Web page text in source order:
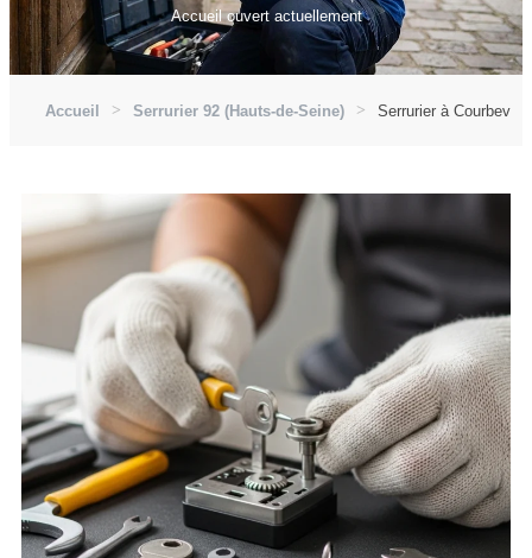
Accueil ouvert actuellement
Accueil Serrurier 92 (Hauts-de-Seine) Serrurier à